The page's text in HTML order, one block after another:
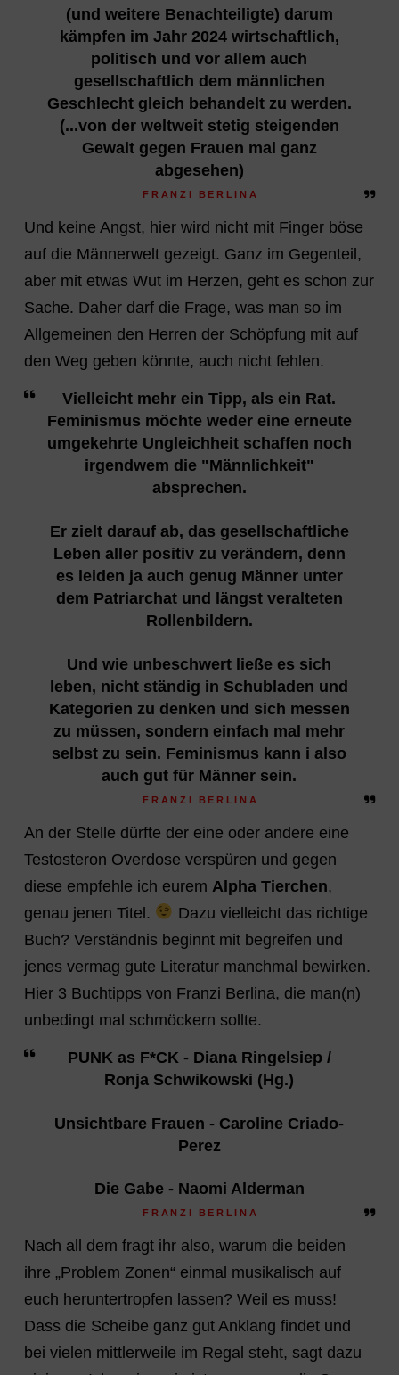
(und weitere Benachteiligte) darum
kämpfen im Jahr 2024 wirtschaftlich,
politisch und vor allem auch
gesellschaftlich dem männlichen
Geschlecht gleich behandelt zu werden.
(...von der weltweit stetig steigenden
Gewalt gegen Frauen mal ganz
abgesehen)
FRANZI BERLINA
Und keine Angst, hier wird nicht mit Finger böse
auf die Männerwelt gezeigt. Ganz im Gegenteil,
aber mit etwas Wut im Herzen, geht es schon zur
Sache. Daher darf die Frage, was man so im
Allgemeinen den Herren der Schöpfung mit auf
den Weg geben könnte, auch nicht fehlen.
Vielleicht mehr ein Tipp, als ein Rat.
Feminismus möchte weder eine erneute
umgekehrte Ungleichheit schaffen noch
irgendwem die "Männlichkeit"
absprechen.
Er zielt darauf ab, das gesellschaftliche
Leben aller positiv zu verändern, denn
es leiden ja auch genug Männer unter
dem Patriarchat und längst veralteten
Rollenbildern.
Und wie unbeschwert ließe es sich
leben, nicht ständig in Schubladen und
Kategorien zu denken und sich messen
zu müssen, sondern einfach mal mehr
selbst zu sein. Feminismus kann i also
auch gut für Männer sein.
FRANZI BERLINA
An der Stelle dürfte der eine oder andere eine
Testosteron Overdose verspüren und gegen
diese empfehle ich eurem Alpha Tierchen,
genau jenen Titel.
Dazu vielleicht das richtige
Buch? Verständnis beginnt mit begreifen und
jenes vermag gute Literatur manchmal bewirken.
Hier 3 Buchtipps von Franzi Berlina, die man(n)
unbedingt mal schmöckern sollte.
PUNK as F*CK - Diana Ringelsiep /
Ronja Schwikowski (Hg.)
Unsichtbare Frauen - Caroline Criado-
Perez
Die Gabe - Naomi Alderman
FRANZI BERLINA
Nach all dem fragt ihr also, warum die beiden
ihre „Problem Zonen“ einmal musikalisch auf
euch heruntertropfen lassen? Weil es muss!
Dass die Scheibe ganz gut Anklang findet und
bei vielen mittlerweile im Regal steht, sagt dazu